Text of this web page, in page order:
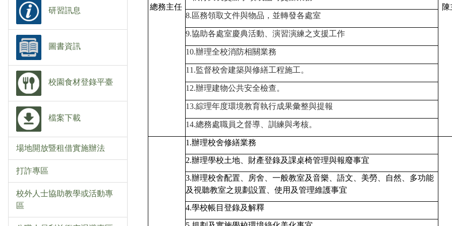
研習訊息
圖書資訊
校園食材登錄平臺
檔案下載
場地開放暨租借實施辦法
打詐專區
校外人士協助教學或活動專
區
總務主任
8.區務領取文件與物品，並轉發各處室
9.協助各處室慶典活動、演習演練之支援工作
10.辦理全校消防相關業務
11.監督校舍建築與修繕工程施工。
12.辦理建物公共安全檢查。
13.綜理年度環境教育執行成果彙整與提報
14.總務處職員之督導、訓練與考核。
1.辦理校舍修繕業務
2.辦理學校土地、財產登錄及課桌椅管理與報廢事宜
3.辦理校舍配置、房舍、一般教室及音樂、語文、美勞、自然、多功能
及視聽教室之規劃設置、使用及管理維護事宜
4.學校帳目登錄及解釋